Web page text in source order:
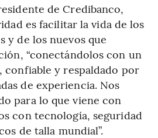
de Credibanco,
es facilitar la vida de los
y de los nuevos que
“conectándolos con un
confiable y respaldado por
de experiencia. Nos
para lo que viene con
con tecnología, seguridad
de talla mundial”.